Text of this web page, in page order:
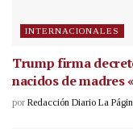
INTERNACIONALES
Trump firma
nacidos de madres
por Redacción Diario La